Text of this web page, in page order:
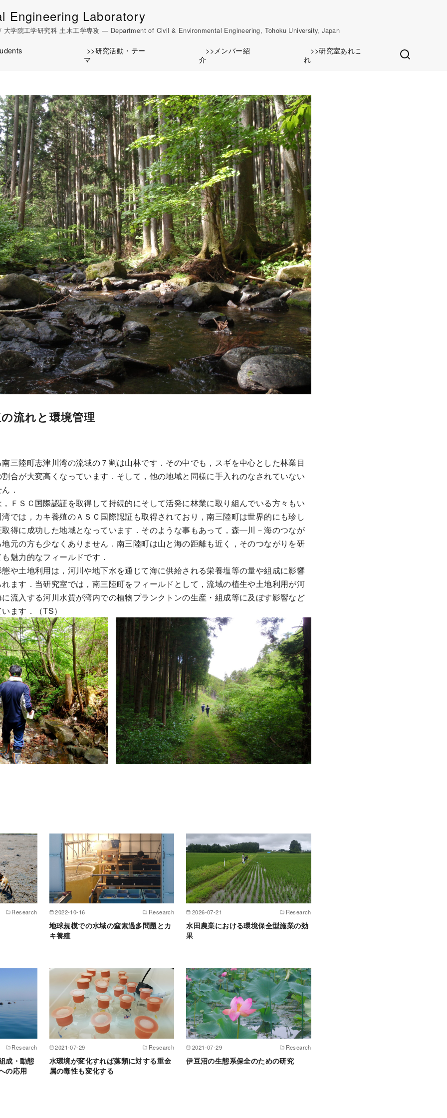
Engineering Laboratory
学院工学研究科 土木工学専攻 ― Department of Civil & Environmental Engineering, Tohoku University, Japan
>>研究活動・テー
マ
>>メンバー紹
介
>>研究室あれこ
れ
流れと環境管理
三陸町志津川湾の流域の７割は山林です．その中でも，スギを中心とした林業目
合が大変高くなっています．そして，他の地域と同様に手入れのなされていない
．
ＳＣ国際認証を取得して持続的にそして活発に林業に取り組んでいる方々もい
では，カキ養殖のＡＳＣ国際認証も取得されており，南三陸町は世界的にも珍し
得に成功した地域となっています．そのような事もあって，森―川－海のつなが
元の方も少なくありません．南三陸町は山と海の距離も近く，そのつながりを研
魅力的なフィールドです．
土地利用は，河川や地下水を通じて海に供給される栄養塩等の量や組成に影響
ます．当研究室では，南三陸町をフィールドとして，流域の植生や土地利用が河
流入する河川水質が湾内での植物プランクトンの生産・組成等に及ぼす影響など
ます．（TS）
Research 2022-10-16 Research
地球規模での水域の窒素過多問題とカ
キ養殖
2026-07-21 Research
水田農業における環境保全型施業の効
果
Research
成・動態
の応用
2021-07-29 Research
水環境が変化すれば藻類に対する重金
属の毒性も変化する
2021-07-29 Research
伊豆沼の生態系保全のための研究